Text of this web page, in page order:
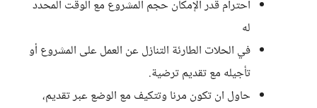
احترام قدر الإمكان حجم المشروع مع الوقت المحدد
له
في الحلات الطارئة التنازل عن العمل على المشروع أو
تأجيله مع تقديم ترضية.
حاول ان تكون مرنا وتتكيف مع الوضع عبر تقديم،